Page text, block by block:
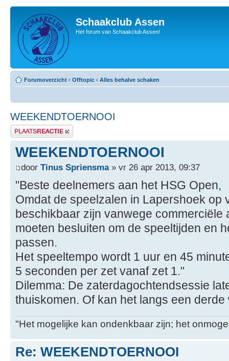
Schaakclub Assen
Het forum van Schaakclub Assen!
Forumoverzicht ‹ Offtopic ‹ Alles behalve schaken
WEEKENDTOERNOOI
Plaats een reactie
WEEKENDTOERNOOI
door Tinus Spriensma» vr 26 apr 2013, 09:37
"Beste deelnemers aan het HSG Open,
Omdat de speelzalen in Lapershoek op
beschikbaar zijn vanwege commerciële
moeten besluiten om de speeltijden en
passen.
Het speeltempo wordt 1 uur en 45
5 seconden per zet vanaf zet 1."
Dilemma: De zaterdagochtendsessie
thuiskomen. Of kan het langs een derde
"Het mogelijke kan ondenkbaar zijn; het
Re: WEEKENDTOERNOOI